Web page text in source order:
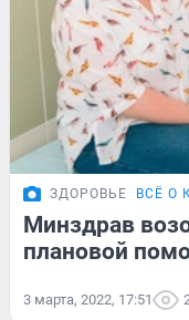
ЗДОРОВЬЕ ВСЁ О
Минздрав
плановой
3 марта, 2022, 17:51